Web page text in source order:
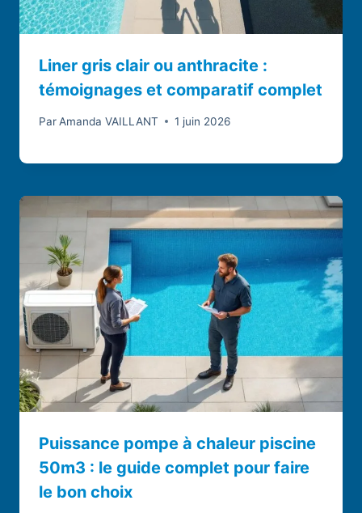
Liner gris clair ou anthracite :
témoignages et comparatif complet
Par Amanda VAILLANT 1 juin 2026
Puissance pompe à chaleur piscine
50m3 : le guide complet pour faire
le bon choix